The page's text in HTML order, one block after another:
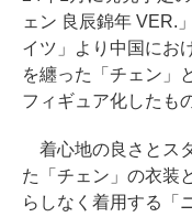
ェン 良辰錦年 VER.
イツ」より中国にお
を纏った「チェン」
フィギュア化したも
着心地の良さとス
た「チェン」の衣装
らしなく着用する「